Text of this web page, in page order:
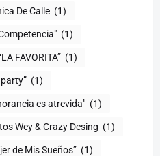
De Calle (1)
(1)
FAVORITA” (1)
(1)
es atrevida" (1)
Wey & Crazy Desing (1)
de Mis Sueños” (1)